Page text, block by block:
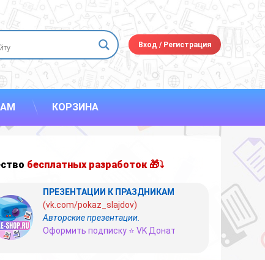
Вход /Регистрация
КОРЗИНА
бесплатных разработок 🎁⤵
ПРЕЗЕНТАЦИИ К ПРАЗДНИКАМ
(vk.com/pokaz_slajdov)
Авторские презентации.
Оформить подписку ⭐ VK Донат